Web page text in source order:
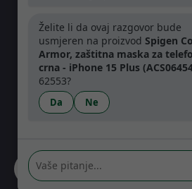
Pet: 08:30 -
Želite li da ovaj razgovor bude
usmjeren na proizvod Spigen
Armor, zaštitna maska za
crna - iPhone 15 Plus
62553?
Da Ne